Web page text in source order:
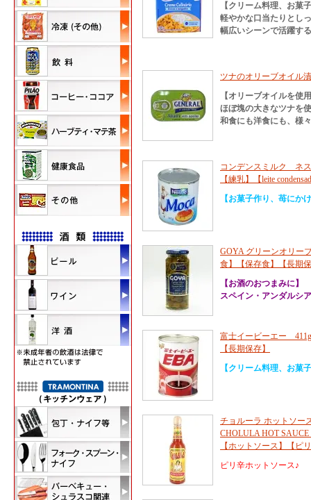
【クリーム料理、お菓
軽やかな口当たりとし
幅広いシーンで活躍す
ツナのオリーブオイル
【オリーブオイルを使
ほぼ塊の大きなツナを
和食にも洋食にも、様
コンデンスミルク ネス
【練乳】【leite
【お菓子作り、苺にか
GOYA グリーンオリー
食】【保存食】【長期
【お酒のおつまみに】
スペイン・アンダルシ
富士イービーエー
【長期保存】
【クリーム料理、お菓
チョルーラ ホットソー
CHOLULA HOT SAUCE
【ホットソース】【ピ
ピリ辛ホットソース♪